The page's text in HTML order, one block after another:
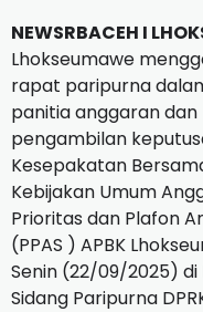
NEWSRBACEH I
Lhokseumawe
rapat paripurna
panitia anggaran dan
pengambilan
Kesepakatan
Kebijakan Umum
Prioritas dan Plafon
(PPAS ) APBK
Senin (22/09/2025) di
Sidang Paripurna